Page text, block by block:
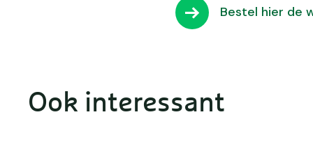
Bestel hier de
Ook interessant